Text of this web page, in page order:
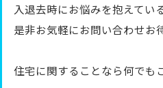
入退去時にお悩みを抱えてい
是非お気軽にお問い合わせお
住宅に関することなら何でも